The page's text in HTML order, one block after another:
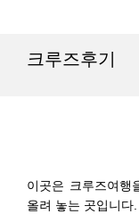
크루즈후기
이곳은 크루즈여
올려 놓는 곳입니다.